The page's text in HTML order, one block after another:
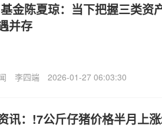
金陈夏琼：当下把握三类资
并存
李四端 2026-01-27 06:03:30
讯：!7公斤仔猪价格半月上